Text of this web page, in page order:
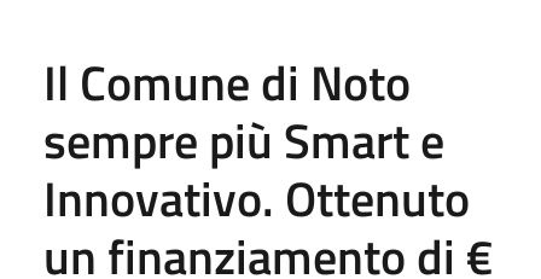
Il Comune di Noto
sempre più Smart e
Innovativo. Ottenuto
un finanziamento di €